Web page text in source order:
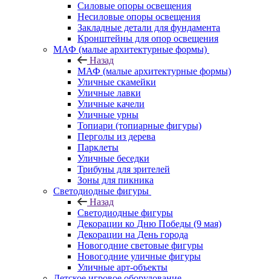
Силовые опоры освещения
Несиловые опоры освещения
Закладные детали для фундамента
Кронштейны для опор освещения
МАФ (малые архитектурные формы)
Назад
МАФ (малые архитектурные формы)
Уличные скамейки
Уличные лавки
Уличные качели
Уличные урны
Топиари (топиарные фигуры)
Перголы из дерева
Парклеты
Уличные беседки
Трибуны для зрителей
Зоны для пикника
Светодиодные фигуры
Назад
Светодиодные фигуры
Декорации ко Дню Победы (9 мая)
Декорации на День города
Новогодние световые фигуры
Новогодние уличные фигуры
Уличные арт-объекты